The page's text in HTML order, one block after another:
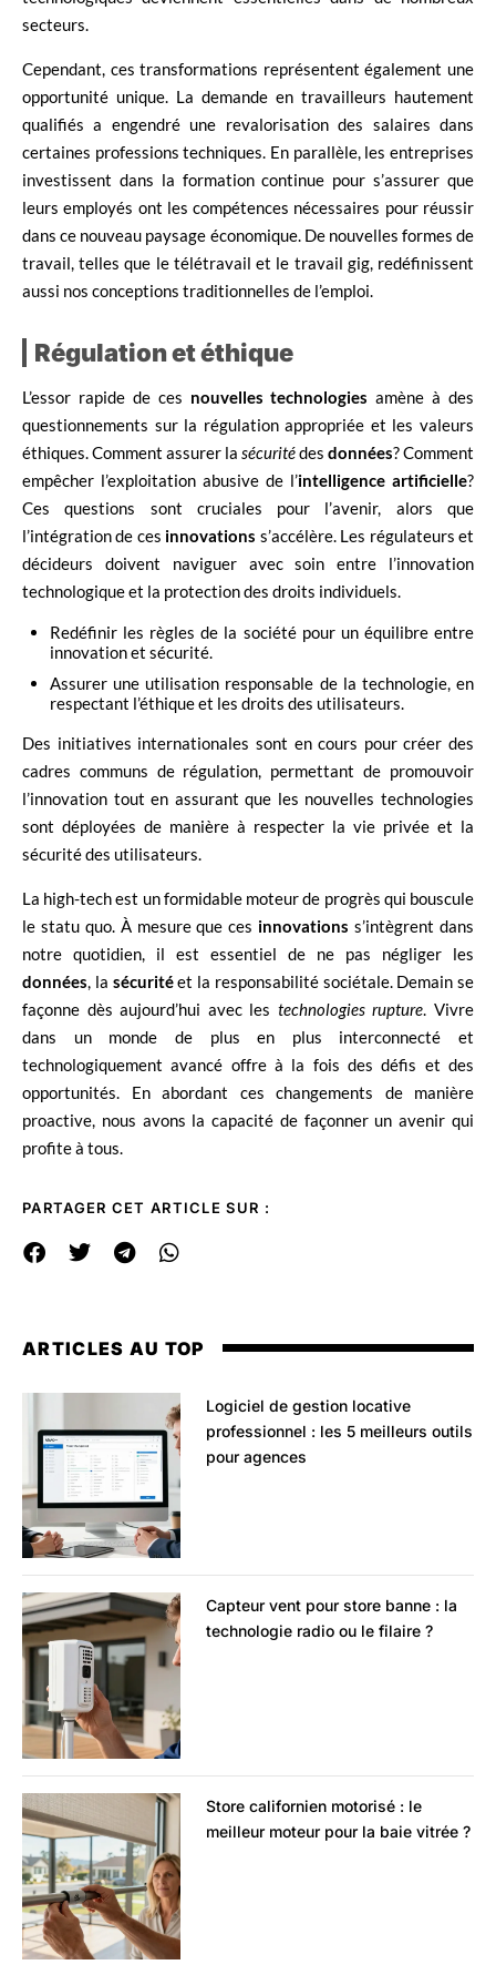
secteurs.
Cependant, ces transformations représentent également une
opportunité unique. La demande en travailleurs hautement
qualifiés a engendré une revalorisation des salaires dans
certaines professions techniques. En parallèle, les entreprises
investissent dans la formation continue pour s’assurer que
leurs employés ont les compétences nécessaires pour réussir
dans ce nouveau paysage économique. De nouvelles formes de
travail, telles que le télétravail et le travail gig, redéfinissent
aussi nos conceptions traditionnelles de l’emploi.
Régulation et éthique
L’essor rapide de ces nouvelles technologies amène à des
questionnements sur la régulation appropriée et les valeurs
éthiques. Comment assurer la sécuritédes données? Comment
empêcher l’exploitation abusive de l’intelligence artificielle?
Ces questions sont cruciales pour l’avenir, alors que
l’intégration de ces innovations s’accélère. Les régulateurs et
décideurs doivent naviguer avec soin entre l’innovation
technologique et la protection des droits individuels.
Redéfinir les règles de la société pour un équilibre entre
innovation et sécurité.
Assurer une utilisation responsable de la technologie, en
respectant l’éthique et les droits des utilisateurs.
Des initiatives internationales sont en cours pour créer des
cadres communs de régulation, permettant de promouvoir
l’innovation tout en assurant que les nouvelles technologies
sont déployées de manière à respecter la vie privée et la
sécurité des utilisateurs.
La high-tech est un formidable moteur de progrès qui bouscule
le statu quo. À mesure que ces innovations s’intègrent dans
notre quotidien, il est essentiel de ne pas négliger les
données , la sécuritéet la responsabilité sociétale. Demain se
façonne dès aujourd’hui avec les technologies rupture . Vivre
dans un monde de plus en plus interconnecté et
technologiquement avancé offre à la fois des défis et des
opportunités. En abordant ces changements de manière
proactive, nous avons la capacité de façonner un avenir qui
profite à tous.
PARTAGER CET ARTICLE SUR :
ARTICLES AU TOP
Logiciel de gestion locative
professionnel : les 5 meilleurs outils
pour agences
Capteur vent pour store banne : la
technologie radio ou le filaire ?
Store californien motorisé : le
meilleur moteur pour la baie vitrée ?